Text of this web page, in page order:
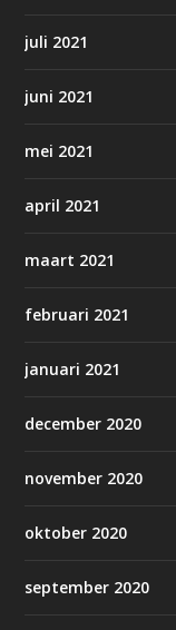
juli 2021
juni 2021
mei 2021
april 2021
maart 2021
februari 2021
januari 2021
december 2020
november 2020
oktober 2020
september 2020